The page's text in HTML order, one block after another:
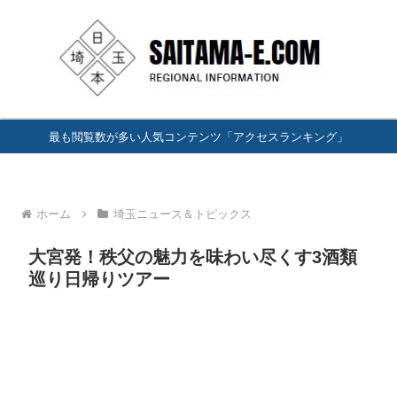
最も閲覧数が多い人気コンテンツ「アクセスランキング」
ホーム 埼玉ニュース＆トピックス
大宮発！秩父の魅力を味わい尽くす3酒類
巡り日帰りツアー